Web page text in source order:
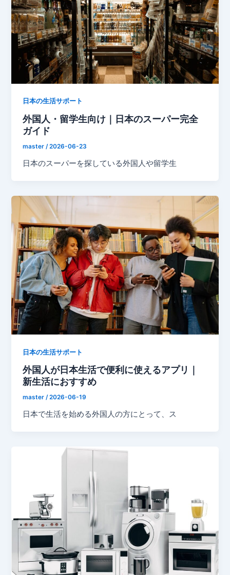
日本の生活サポート
外国人・留学生向け｜日本のスーパー完全
ガイド
master/2026-06-23
日本のスーパーを探している外国人や留学生
日本の生活サポート
外国人が日本生活で便利に使えるアプリ｜
新生活におすすめ
master/2026-06-19
日本で生活を始める外国人の方にとって、ス